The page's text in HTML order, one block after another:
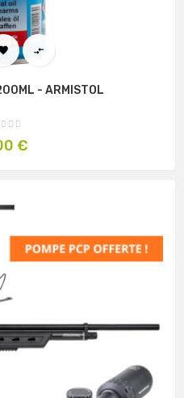

- ARMISTOL
€